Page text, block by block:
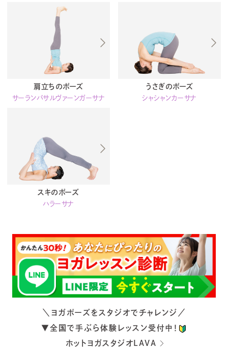
肩立ちのポーズ
サーランバサルヴァーンガーサナ
うさぎのポーズ
シャシャンカーサナ
スキのポーズ
ハラーサナ
＼ヨガポーズをスタジオでチャレンジ／
▼全国で手ぶら体験レッスン受付中！
ホットヨガスタジオLAVA